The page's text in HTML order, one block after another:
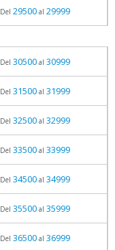
Del 29500al 29999
Del 30500al 30999
Del 31500al 31999
Del 32500al 32999
Del 33500al 33999
Del 34500al 34999
Del 35500al 35999
Del 36500al 36999